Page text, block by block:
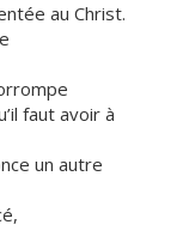
au Christ.
faut avoir à
un autre